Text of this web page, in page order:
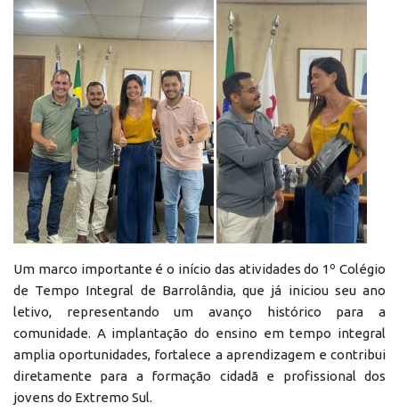
Um marco importante é o início das atividades do 1º Colégio
de Tempo Integral de Barrolândia, que já iniciou seu ano
letivo, representando um avanço histórico para a
comunidade. A implantação do ensino em tempo integral
amplia oportunidades, fortalece a aprendizagem e contribui
diretamente para a formação cidadã e profissional dos
jovens do Extremo Sul.